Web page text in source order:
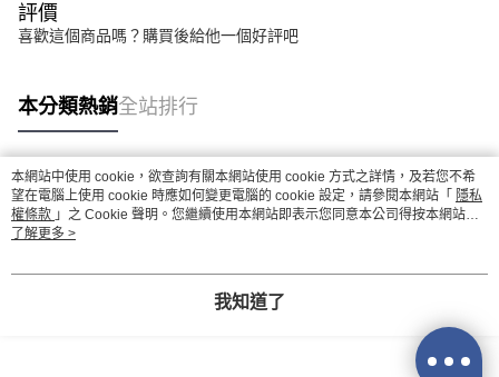
評價
喜歡這個商品嗎？購買後給他一個好評吧
本分類熱銷全站排行
熱門標籤
本網站中使用 cookie，欲查詢有關本網站使用 cookie 方式之詳情，及若您不希
望在電腦上使用 cookie 時應如何變更電腦的 cookie 設定，請參閱本網站「 隱私
權條款 」之 Cookie 聲明。您繼續使用本網站即表示您同意本公司得按本網站使
用條款之 Cookie 聲明使用 cookie。
了解更多 >
我知道了